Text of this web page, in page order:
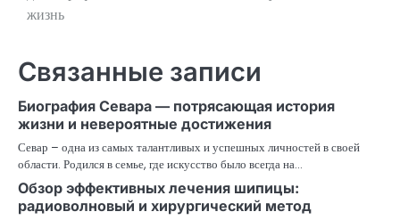
записям
жизнь
Связанные записи
Биография Севара — потрясающая история
жизни и невероятные достижения
Севар – одна из самых талантливых и успешных личностей в своей
области. Родился в семье, где искусство было всегда на…
Обзор эффективных лечения шипицы:
радиоволновый и хирургический метод